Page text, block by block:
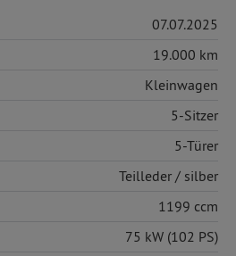
07.07.2025
19.000 km
Kleinwagen
5-Sitzer
5-Türer
Teilleder / silber
1199 ccm
75 kW (102 PS)